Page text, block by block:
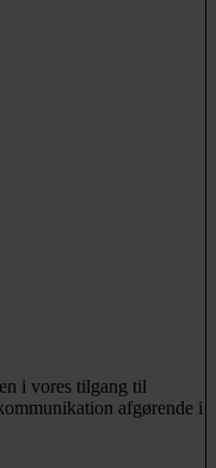
i vores tilgang til
afgørende i